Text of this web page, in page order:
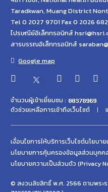
Taradkwan, Muang District
Tel 0 2027 9701 Fax 0 2026
ไปรษณีย์อิเล็กทรอนิกส์
สารบรรณอิเล็กทรอนิกส์
Google map
จำนวนผู้เข้าเยี่ยมชม :
ตัวช่วยเหลือการเข้าถึงเว็บไซต์
เงื่อนไขการให้บริการเว็บไซต์นโยบาย
นโยบายการคุ้มครองข้อมูลส่วนบุคค
นโยบายความเป็นส่วนตัว (Privacy
© สงวนลิขสิทธิ์ พ.ศ. 2566 ตามพร